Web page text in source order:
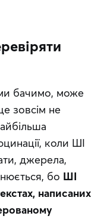
бачимо, може
зовсім не
коли ШІ
джерела,
бо ШІ
написаних